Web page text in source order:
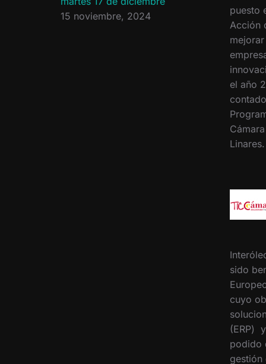
15 noviembre, 2024
puesto
Acción
el año
sido
cuyo
(ERP)
podido
gestión